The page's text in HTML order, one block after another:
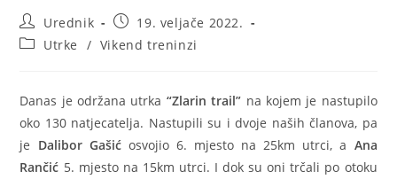
Urednik
19. veljače 2022.
Utrke
/ Vikend treninzi
Danas je održana utrka “Zlarin trail” na kojem je nastupilo
oko 130 natjecatelja. Nastupili su i dvoje naših članova, pa
je Dalibor Gašićosvojio 6. mjesto na 25km utrci, a Ana
Rančić 5. mjesto na 15km utrci. I dok su oni trčali po otoku